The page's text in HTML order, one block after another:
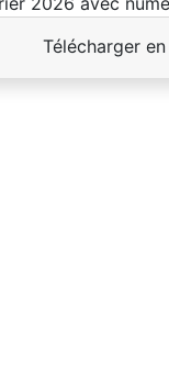
Télécharger en